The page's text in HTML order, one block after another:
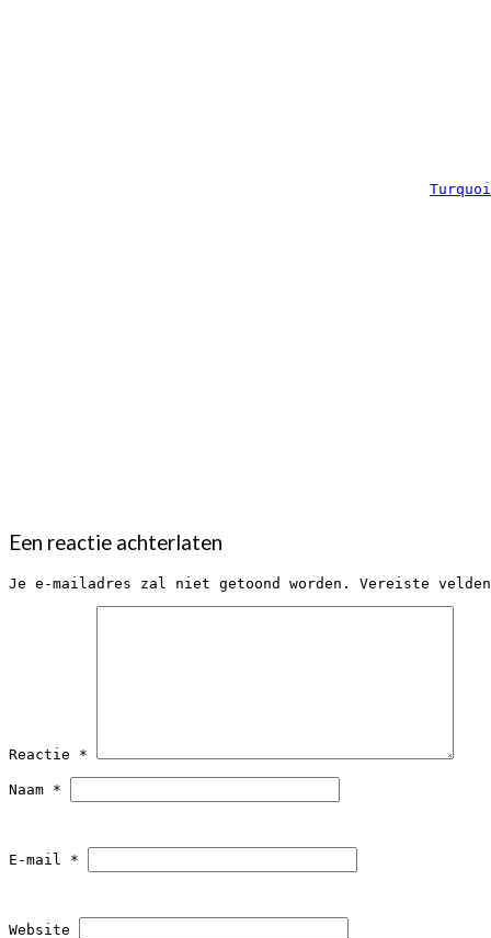
Een reactie achterlaten
Je e-mailadres zal niet getoond worden. Vereiste
Reactie *
Naam *
E-mail *
Website